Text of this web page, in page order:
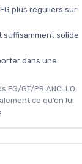
plus réguliers sur
solide
dans une
GT/PR ANCLLO,
ce qu’on lui